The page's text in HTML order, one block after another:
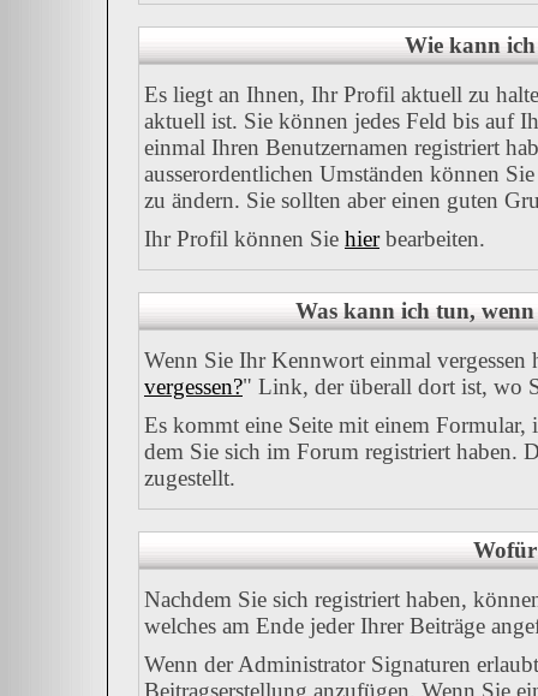
Wie kann
Es liegt an Ihnen, Ihr Profil aktuell zu
aktuell ist. Sie können jedes Feld bis auf
einmal Ihren Benutzernamen registriert
ausserordentlichen Umständen können
zu ändern. Sie sollten aber einen guten
Ihr Profil können Sie hierbearbeiten.
Was kann ich tun, wenn
Wenn Sie Ihr Kennwort einmal
vergessen?" Link, der überall dort ist, wo
Es kommt eine Seite mit einem Formular,
dem Sie sich im Forum registriert haben.
zugestellt.
Nachdem Sie sich registriert haben,
welches am Ende jeder Ihrer Beiträge
Wenn der Administrator Signaturen
Beitragserstellung anzufügen. Wenn Sie